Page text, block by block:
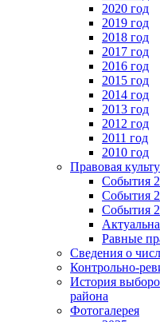
2020 год
2019 год
2018 год
2017 год
2016 год
2015 год
2014 год
2013 год
2012 год
2011 год
2010 год
Правовая
События
События
События
Равные
Сведения о
Контрольно-
История
района
Фотогалерея